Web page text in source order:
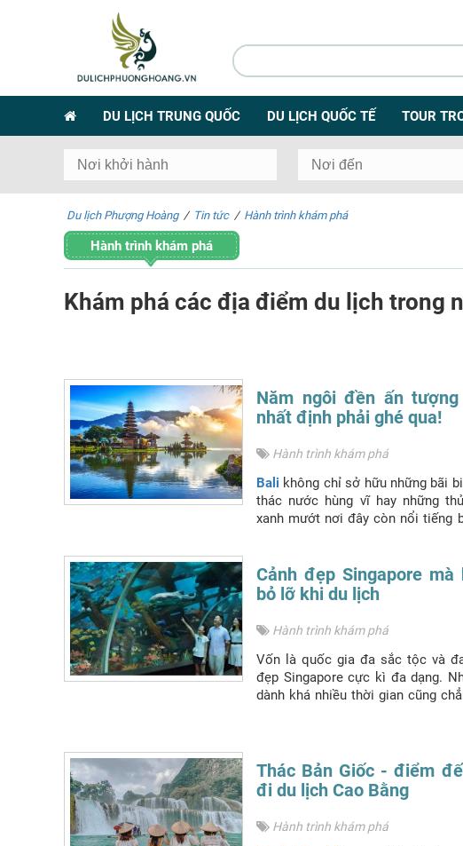
DU LỊCH TRUNG QUỐC DU LỊCH QUỐC TẾ TOUR
Du lịch Phượng Hoàng / Tin tức / Hành trình khám phá
Hành trình khám phá
Khám phá các địa điểm du lịch trong
Năm ngôi đền ấn
nhất định phải ghé qua!
Hành trình khám phá
Bali không chỉ sở hữu những bãi
thác nước hùng vĩ hay những
xanh mướt nơi đây còn nổi tiếng
được đánh giá là nổi bật nhất, du
qua khi điDu lịch Bali.
Cảnh đẹp Singapore
bỏ lỡ khi du lịch
Hành trình khám phá
Vốn là quốc gia đa sắc tộc và
đẹp Singapore cực kì đa dạng.
dành khá nhiều thời gian cũng
Thác Bản Giốc - điểm
đi du lịch Cao Bằng
Hành trình khám phá